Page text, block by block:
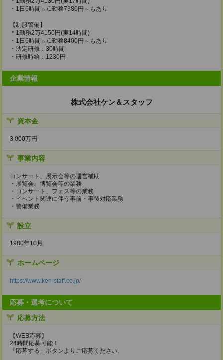
・1日6時間～/1勤務7380円～もあり
【制服警備】
＊1勤務2万4150円(実14時間)
・1日6時間～/1勤務8400円～もあり
・法定研修：30時間
・研修時給：1230円
企業情報
株式会社ケン＆スタッフ
資本金
3,000万円
事業内容
コンサート、展示会等の運営補助
・展覧会、博覧会等の業務
・コンサート、フェス等の業務
・イベント関連に伴う事前・事後対応業務
・警備業務
設立
1980年10月
ホームページ
https://www.ken-staff.co.jp/
応募・選考について
応募方法
【WEB応募】
24時間応募可能！
「応募する」ボタンよりご応募ください。